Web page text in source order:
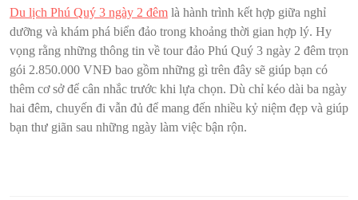
Du lịch Phú Quý 3 ngày 2 đêm là hành trình kết hợp giữa nghỉ
dưỡng và khám phá biển đảo trong khoảng thời gian hợp lý. Hy
vọng rằng những thông tin về tour đảo Phú Quý 3 ngày 2 đêm trọn
gói 2.850.000 VNĐ bao gồm những gì trên đây sẽ giúp bạn có
thêm cơ sở để cân nhắc trước khi lựa chọn. Dù chỉ kéo dài ba ngày
hai đêm, chuyến đi vẫn đủ để mang đến nhiều kỷ niệm đẹp và giúp
bạn thư giãn sau những ngày làm việc bận rộn.